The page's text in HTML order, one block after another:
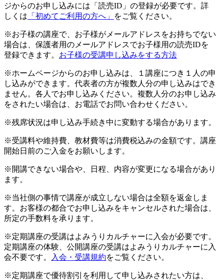
ジからのお申し込みには「読売ID」の登録が必要です。詳
しくは 「初めてご利用の方へ」 をご覧ください。
※お子様の講座で、お子様がメールアドレスをお持ちでない
場合は、保護者用のメールアドレスでお子様用の読売IDを
登録できます。 お子様の受講申し込みをする方法
※ホームページからのお申し込みは、１講座につき１人の申
し込みができます。代表者の方が複数人分の申し込みはでき
ません。各人でお申し込みください。複数人分のお申し込み
をされたい場合は、お電話でお問い合わせください。
※残席状況は申し込み手続き中に変動する場合があります。
※受講料や維持費、教材費等は消費税込みの金額です。講座
開始日前のご入金をお願いします。
※開講できない場合や、日程、内容が変更になる場合があり
ます。
※当社側の事情で講座が成立しない場合は全額を返金しま
す。お客様の都合でお申し込みをキャンセルされた場合は、
所定の手数料を承ります。
※定期講座の受講はよみうりカルチャーに入会が必要です。
定期講座の体験、公開講座の受講はよみうりカルチャーに入
会不要です。
入会・受講規約をご覧ください。
※定期講座で優待割引を利用して申し込みされたい方は、